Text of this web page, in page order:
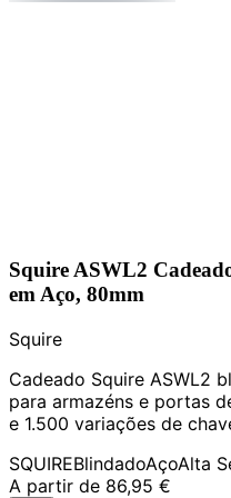
Squire ASWL2
em Aço, 80mm
Squire
Cadeado Squire ASWL2
para armazéns e portas
e 1.500 variações de
SQUIREBlindadoAçoAlta
A partir de 86,95 €